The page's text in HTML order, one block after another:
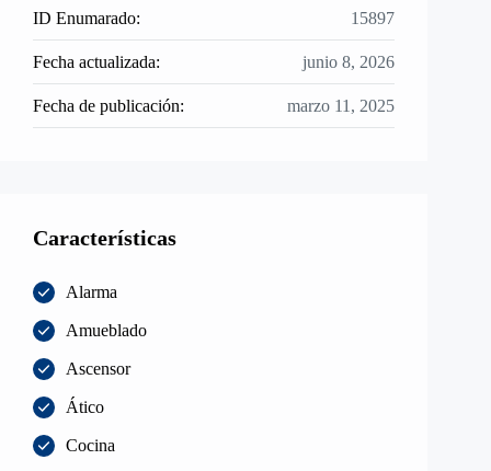
ID Enumarado: 15897
Fecha actualizada: junio 8, 2026
Fecha de publicación: marzo 11, 2025
Características
Alarma
Amueblado
Ascensor
Ático
Cocina